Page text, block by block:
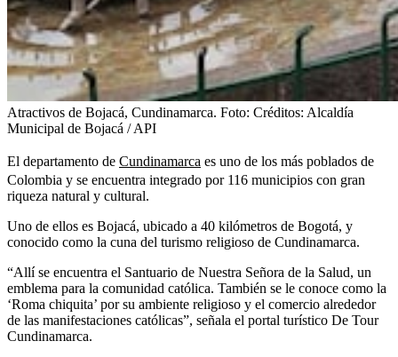
Atractivos de Bojacá, Cundinamarca. Foto: Créditos: Alcaldía
Municipal de Bojacá / API
El departamento de Cundinamarca es uno de los más poblados de
Colombia y se encuentra integrado por 116 municipios con gran
riqueza natural y cultural.
Uno de ellos es Bojacá, ubicado a 40 kilómetros de Bogotá, y
conocido como la cuna del turismo religioso de Cundinamarca.
“Allí se encuentra el Santuario de Nuestra Señora de la Salud, un
emblema para la comunidad católica. También se le conoce como la
‘Roma chiquita’ por su ambiente religioso y el comercio alrededor
de las manifestaciones católicas”, señala el portal turístico De Tour
Cundinamarca.